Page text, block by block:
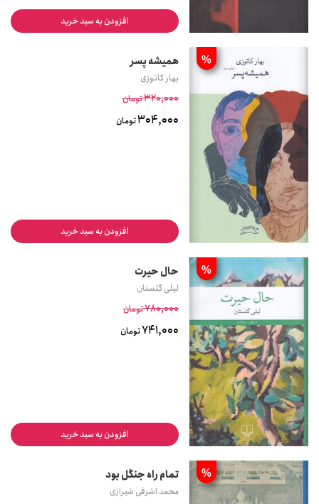
افزودن به سبد خرید
% همیشه پسر
بهار کاتوزی
320,000تومان
304,000تومان
افزودن به سبد خرید
% حال حیرت
لیلی گلستان
780,000تومان
741,000تومان
افزودن به سبد خرید
% تمام راه جنگل بود
محمد اشرفی‌ شیرازی